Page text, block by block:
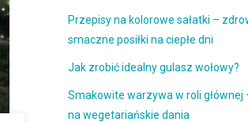
Przepisy na kolorowe sałatki –
smaczne posiłki na ciepłe dni
Jak zrobić idealny gulasz wołowy?
Smakowite warzywa w roli głównej
na wegetariańskie dania